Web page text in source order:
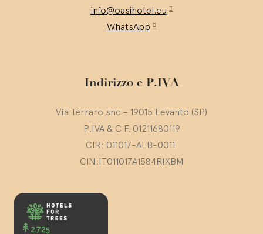
info@oasihotel.eu
WhatsApp
Indirizzo e P.IVA
Via Terraro snc – 19015 Levanto (SP)
P.IVA & C.F. 01211680119
CIR: 011017-ALB-0011
CIN:IT011017A1584RIXBM
2.725